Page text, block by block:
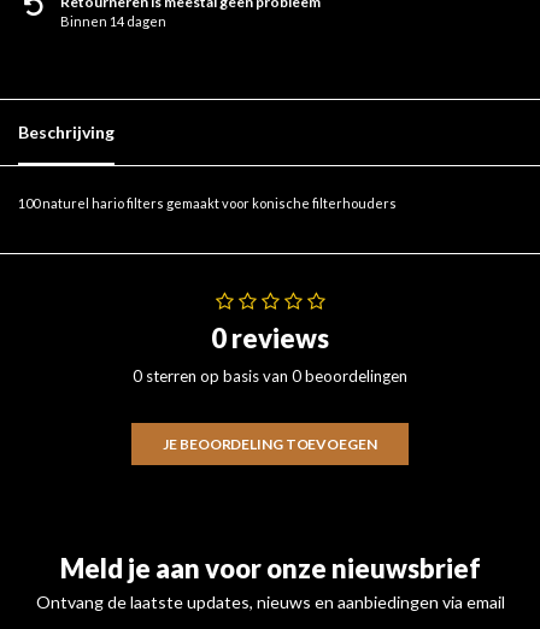
Binnen 14 dagen
Beschrijving
100 naturel hario filters gemaakt voor konische filterhouders
0 reviews
0 sterren op basis van 0 beoordelingen
JE BEOORDELING TOEVOEGEN
Meld je aan voor onze nieuwsbrief
Ontvang de laatste updates, nieuws en aanbiedingen via email